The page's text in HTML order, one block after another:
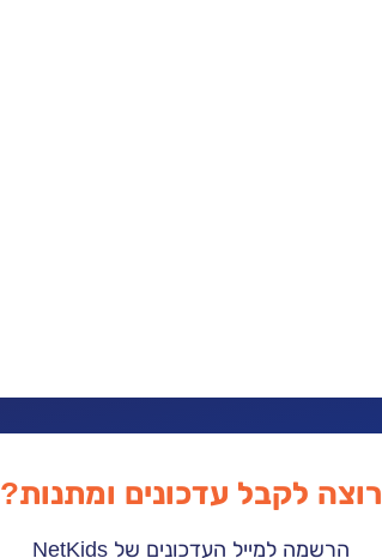
רוצה לקבל עדכונים ומתנות?
הרשמה למייל העדכונים של NetKids